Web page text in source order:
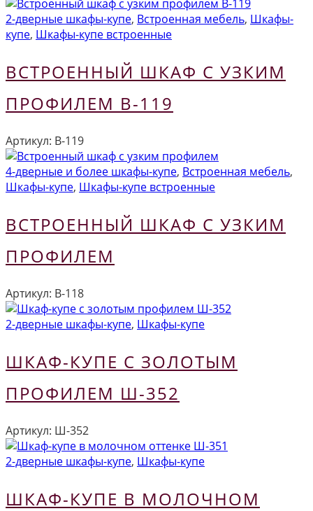
2-дверные шкафы-купе, Встроенная мебель, Шкафы-
купе, Шкафы-купе встроенные
ВСТРОЕННЫЙ ШКАФ С УЗКИМ
ПРОФИЛЕМ В-119
Артикул: В-119
4-дверные и более шкафы-купе, Встроенная мебель,
Шкафы-купе, Шкафы-купе встроенные
ВСТРОЕННЫЙ ШКАФ С УЗКИМ
ПРОФИЛЕМ
Артикул: В-118
2-дверные шкафы-купе, Шкафы-купе
ШКАФ-КУПЕ С ЗОЛОТЫМ
ПРОФИЛЕМ Ш-352
Артикул: Ш-352
2-дверные шкафы-купе, Шкафы-купе
ШКАФ-КУПЕ В МОЛОЧНОМ